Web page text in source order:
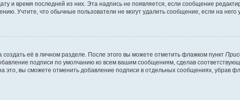
и время последней из них. Эта надпись не появляется, если сообщение
Учтите, что обычные пользователи не могут удалить сообщение, если на него
её в личном разделе. После этого вы можете отметить флажком пункт
подписи по умолчанию ко всем вашим сообщениям, сделав
это, вы сможете отменить добавление подписи в отдельных сообщениях, убрав